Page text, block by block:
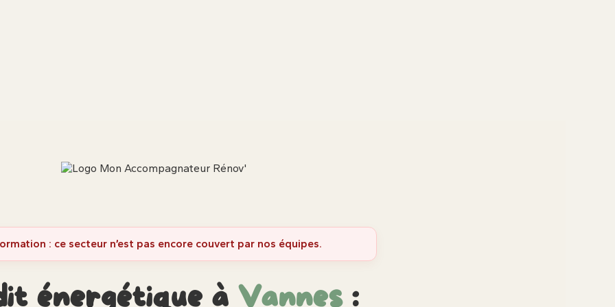
: ce secteur n’est pas encore couvert par nos équipes.
énergétique à Vannes: